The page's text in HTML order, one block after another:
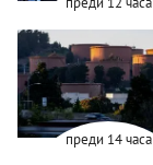
преди 14 часа